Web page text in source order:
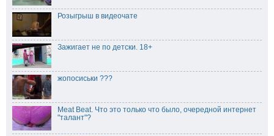
Розыгрыш в видеочате
Зажигает не по детски. 18+
жопосиськи ???
Meat Beat. Что это только что было, очередной интернет
"талант"?